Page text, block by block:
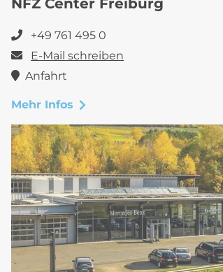
NFZ Center Freiburg
+49 761 495 0
E-Mail schreiben
Anfahrt
Mehr Infos